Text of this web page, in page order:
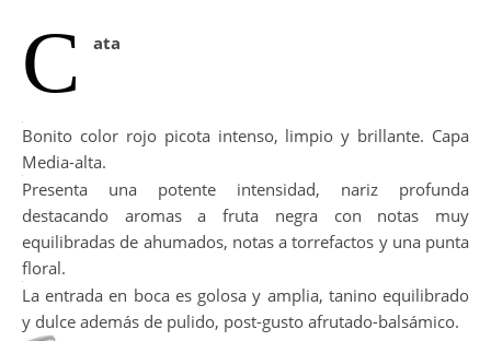
C ata
Bonito color rojo picota intenso, limpio y brillante. Capa
Media-alta.
Presenta una potente intensidad, nariz profunda
destacando aromas a fruta negra con notas muy